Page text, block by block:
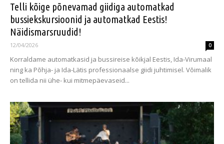
Telli kõige põnevamad giidiga automatkad
bussiekskursioonid ja automatkad Eestis!
Näidismarsruudid!
12/04/2026 0
Korraldame automatkasid ja bussireise kõikjal Eestis, Ida-Virumaal
ning ka Põhja- ja Ida-Lätis professionaalse giidi juhtimisel. Võimalik
on tellida nii ühe- kui mitmepäevaseid...